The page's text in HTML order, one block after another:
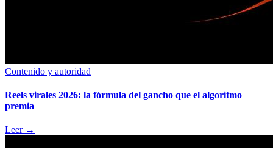
Contenido y autoridad
Reels virales 2026: la fórmula del gancho que el algoritmo
premia
Leer →